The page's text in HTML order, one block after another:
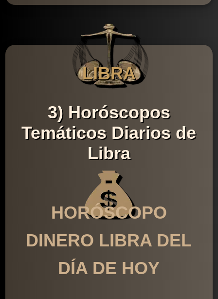
LIBRA
3) Horóscopos
Temáticos Diarios de
Libra
HORÓSCOPO
DINERO LIBRA DEL
DÍA DE HOY